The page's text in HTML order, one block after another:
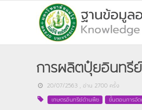
การผลิตปุ๋ยอินทรี
20/07/2563 , อ่าน 2700 ครั้ง
เกษตรอินทรีย์ด้านพืช
ขั้นตอนการจั